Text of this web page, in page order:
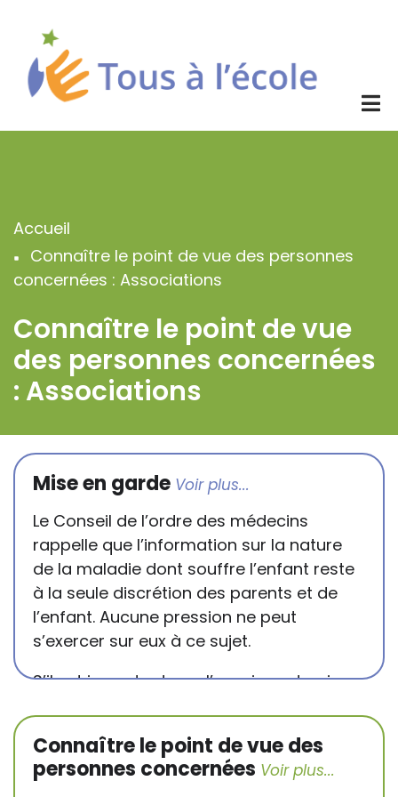
contenu
principal
Fil
d'Ariane
Accueil
Connaître le point de vue des personnes
concernées : Associations
Connaître le point de vue
des personnes concernées
: Associations
Mise en garde
Le Conseil de l’ordre des médecins
rappelle que l’information sur la nature
de la maladie dont souffre l’enfant reste
à la seule discrétion des parents et de
l’enfant. Aucune pression ne peut
s’exercer sur eux à ce sujet.
S’il est important que l’enseignant puisse
handicap sur les apprentissages, cela ne
passe pas forcément pas l’exposé du
Connaître le point de vue des
personnes concernées